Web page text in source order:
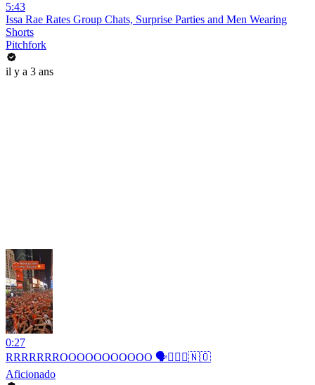
5:43
Issa Rae Rates Group Chats, Surprise Parties and Men Wearing
Shorts
Pitchfork
il y a 3 ans
0:27
RRRRRRROOOOOOOOOOO 🗣️🚣🏻‍♂️🇳🇴
Aficionado